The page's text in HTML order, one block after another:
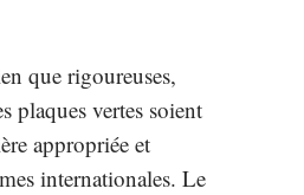
que rigoureuses,
plaques vertes soient
appropriée et
internationales. Le